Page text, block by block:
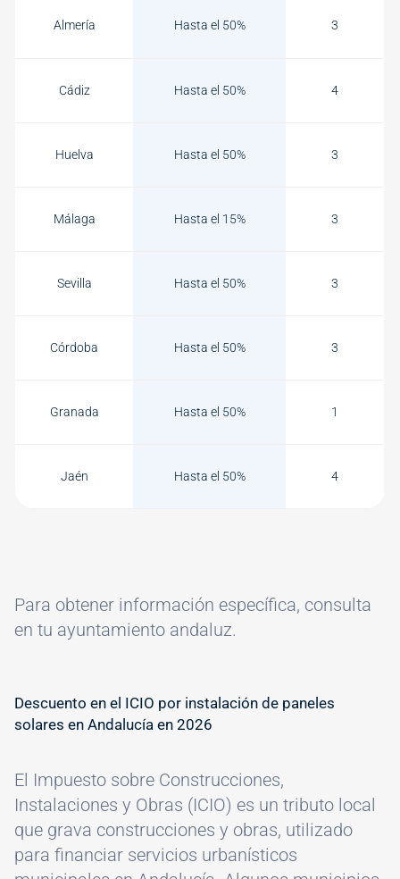
Almería Hasta el 50% 3
Cádiz Hasta el 50% 4
Huelva Hasta el 50% 3
Málaga Hasta el 15% 3
Sevilla Hasta el 50% 3
Córdoba Hasta el 50% 3
Granada Hasta el 50% 1
Jaén Hasta el 50% 4
Para obtener información específica, consulta
en tu ayuntamiento andaluz.
Descuento en el ICIO por instalación de paneles
solares en Andalucía en 2026
El Impuesto sobre Construcciones,
Instalaciones y Obras (ICIO) es un tributo local
que grava construcciones y obras, utilizado
para financiar servicios urbanísticos